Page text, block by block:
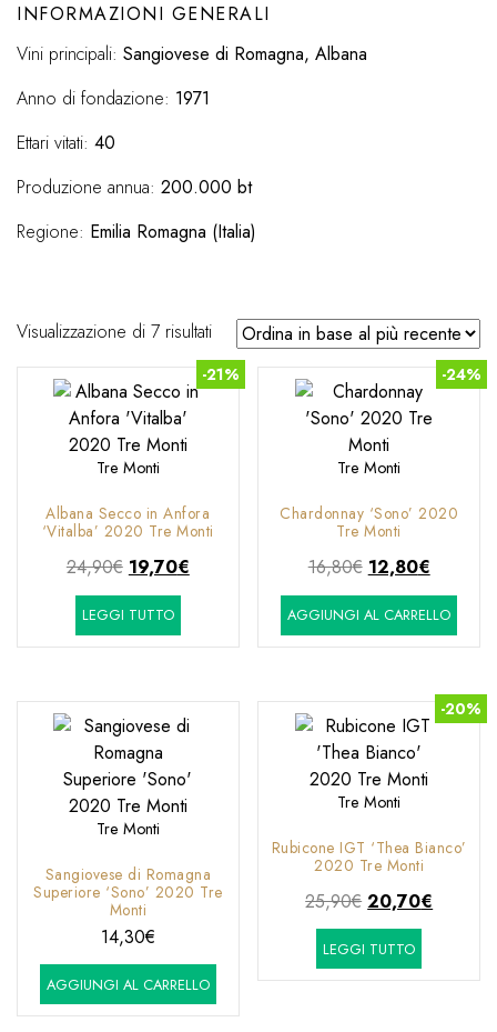
INFORMAZIONI GENERALI
Vini principali: Sangiovese di Romagna, Albana
Anno di fondazione: 1971
Ettari vitati: 40
Produzione annua: 200.000 bt
Regione: Emilia Romagna (Italia)
Visualizzazione di 7 risultatiOrdina
in
base
-21%
Tre Monti
Albana Secco in Anfora
‘Vitalba’ 2020 Tre Monti
24,90€ Il
prezzo
originale
era:
19,70€Il
è:
LEGGI TUTTO
-24%
Tre Monti
Chardonnay ‘Sono’ 2020
Tre Monti
16,80€ Il
prezzo
originale
era:
12,80€Il
prezzo
attuale
è:
AGGIUNGI AL CARRELLO
Tre Monti
Sangiovese di Romagna
Superiore ‘Sono’ 2020 Tre
Monti
14,30€
AGGIUNGI AL CARRELLO
-20%
Tre Monti
Rubicone IGT ‘Thea Bianco’
2020 Tre Monti
25,90€ Il
prezzo
originale
era:
20,70€
è:
LEGGI TUTTO